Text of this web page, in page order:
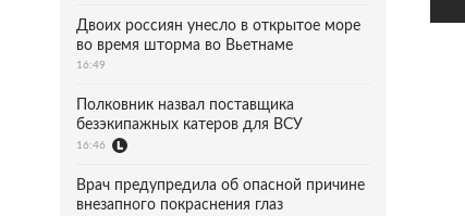
Двоих россиян унесло в открытое море
во время шторма во Вьетнаме
16:49
Полковник назвал поставщика
безэкипажных катеров для ВСУ
16:46
Врач предупредила об опасной причине
внезапного покраснения глаз